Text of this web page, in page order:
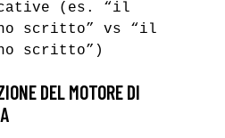
(es. “il
ho scritto” vs “il
scritto”)
DEL MOTORE DI